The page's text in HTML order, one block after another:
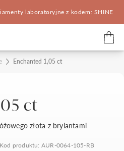
laboratoryjne z kodem: SHINE
3D
Enchanted 1,05 ct
ct
złota z brylantami
Kod produktu: AUR-0064-105-RB